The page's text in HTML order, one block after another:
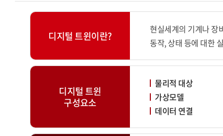
디지털 트윈이란?
현실세계의 기계나 장
동작, 상태 등에 대한
디지털 트윈
구성요소
물리적 대상
가상모델
데이터 연결